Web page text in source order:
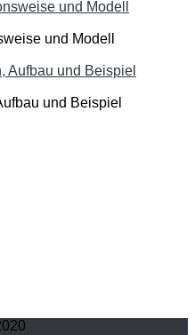
und Modell
und Beispiel